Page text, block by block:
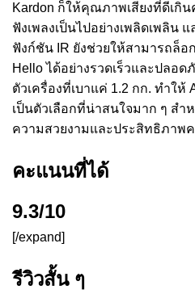
Kardon ก็ให้คุณภาพเสียงที่ดีเกิ
ฟังเพลงเป็นไปอย่างเพลิดเพลิน
ฟังก์ชัน IR ยังช่วยให้สามารถล็อ
Hello ได้อย่างรวดเร็วและปลอ
ตัวเครื่องที่เบาแค่ 1.2 กก. ทำให้
เป็นตัวเลือกที่น่าสนใจมาก ๆ ส
ความสวยงามและประสิทธิภาพ
คะแนนที่ได้
9.3/10
[/expand]
รีวิวสั้น ๆ